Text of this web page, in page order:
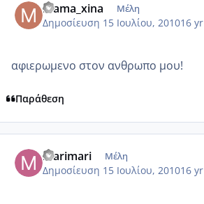
mama_xina Μέλη
Δημοσίευση 15 Ιουλίου, 201016 yr
αφιερωμενο στον ανθρωπο μου!
Παράθεση
marimari Μέλη
Δημοσίευση 15 Ιουλίου, 201016 yr